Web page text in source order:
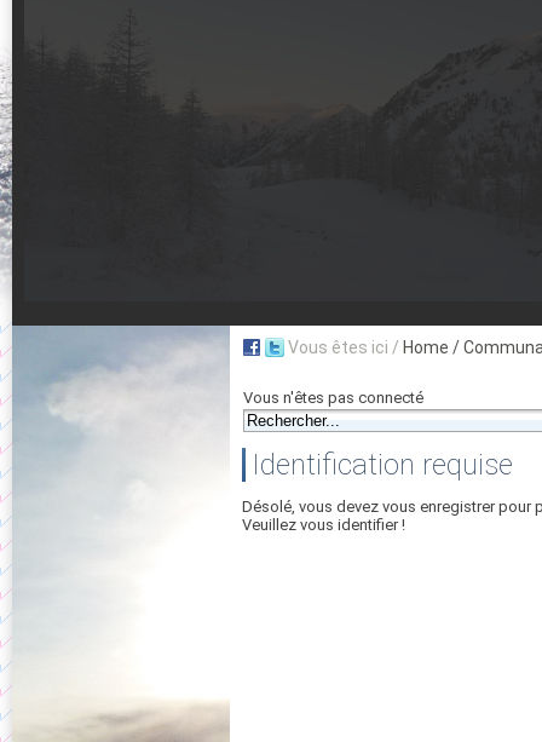
Vous êtes ici / Home /
Vous n'êtes pas connecté
Identification requise
Désolé, vous devez vous enregistrer pour
Veuillez vous identifier !